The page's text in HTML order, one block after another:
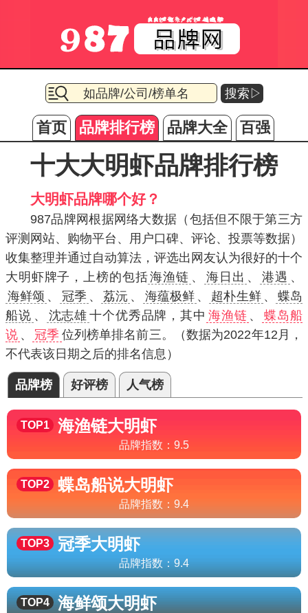
搜索▷
首页 品牌排行榜 品牌大全 百强
十大大明虾品牌排行榜
大明虾品牌哪个好？
987品牌网根据网络大数据（包括但不限于第三方
评测网站、购物平台、用户口碑、评论、投票等数据）
收集整理并通过自动算法，评选出网友认为很好的十个
大明虾牌子，上榜的包括海渔链 、 海日出 、 港遇 、
海鲜颂 、 冠季 、 荔沅 、 海蕴极鲜 、 超朴生鲜 、
蝶岛
船说 、 沈志雄 十个优秀品牌，其中 海渔链 、
蝶岛船
说 、 冠季 位列榜单排名前三。（数据为2022年12月，
不代表该日期之后的排名信息）
品牌榜 好评榜 人气榜
TOP1 海渔链大明虾
品牌指数： 9.5
TOP2 蝶岛船说大明虾
品牌指数： 9.4
TOP3 冠季大明虾
品牌指数： 9.4
TOP4 海鲜颂大明虾